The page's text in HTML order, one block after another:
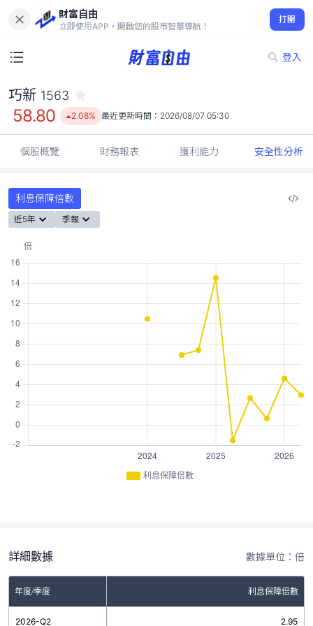
財富自由
立即使用APP，開啟您的股市智慧導航！
打開
登入
58.80
2.08%
巧新 1563
58.80 2.08% 最近更新時間： 2026/08/07 05:30
個股概覽 財務報表 獲利能力 安全性分析
利息保障倍數
近5年 季報
利息保障倍數
詳細數據 數據單位：倍
年度/季度 利息保障倍數
2026-Q2 2.95